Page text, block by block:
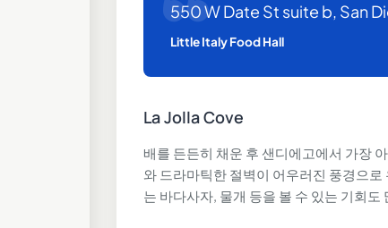
550 W Date St suite b, San
Little Italy Food Hall
La Jolla Cove
배를 든든히 채운 후 샌디에고에서 가장
와 드라마틱한 절벽이 어우러진 풍경으
는 바다사자, 물개 등을 볼 수 있는 기회